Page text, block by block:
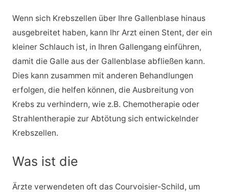
Wenn sich Krebszellen über Ihre Gallenblase hinaus
ausgebreitet haben, kann Ihr Arzt einen Stent, der ein
kleiner Schlauch ist, in Ihren Gallengang einführen,
damit die Galle aus der Gallenblase abfließen kann.
Dies kann zusammen mit anderen Behandlungen
erfolgen, die helfen können, die Ausbreitung von
Krebs zu verhindern, wie z.B. Chemotherapie oder
Strahlentherapie zur Abtötung sich entwickelnder
Krebszellen.
Was ist die
Ärzte verwendeten oft das Courvoisier-Schild, um